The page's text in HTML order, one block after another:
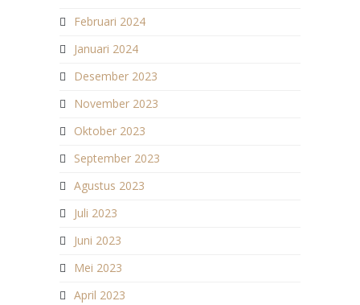
Februari 2024
Januari 2024
Desember 2023
November 2023
Oktober 2023
September 2023
Agustus 2023
Juli 2023
Juni 2023
Mei 2023
April 2023